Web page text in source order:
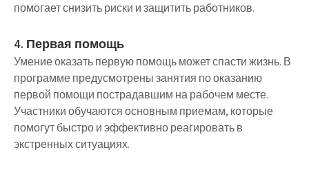
помогает снизить риски и защитить работников.
4. Первая помощь
Умение оказать первую помощь может спасти жизнь. В
программе предусмотрены занятия по оказанию
первой помощи пострадавшим на рабочем месте.
Участники обучаются основным приемам, которые
помогут быстро и эффективно реагировать в
экстренных ситуациях.